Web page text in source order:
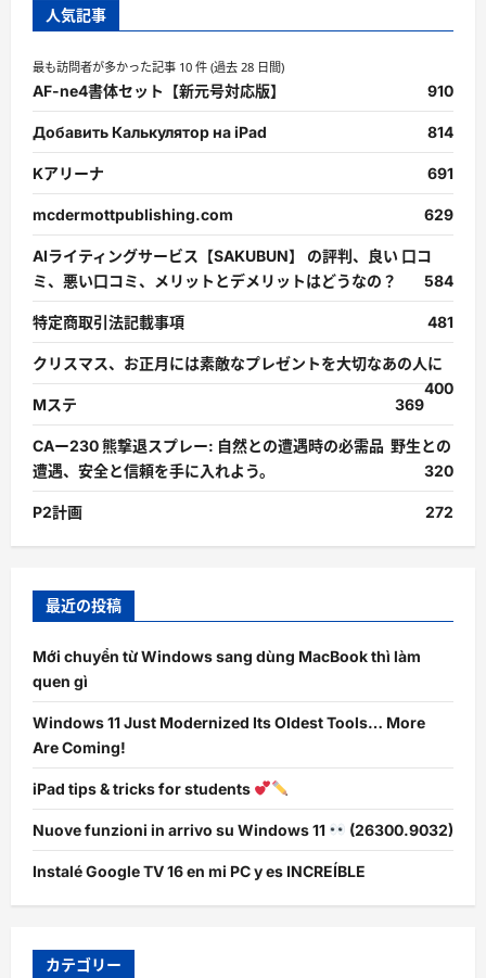
人気記事
最も訪問者が多かった記事 10 件 (過去 28 日間)
AF-ne4書体セット【新元号対応版】 910
Добавить Калькулятор на iPad 814
Kアリーナ 691
mcdermottpublishing.com 629
AIライティングサービス【SAKUBUN】 の評判、良い 口コ
ミ、悪い口コミ、メリットとデメリットはどうなの？
584
特定商取引法記載事項 481
クリスマス、お正月には素敵なプレゼントを大切なあの人に
400
Mステ
369
CAー230 熊撃退スプレー: 自然との遭遇時の必需品 野生との
遭遇、安全と信頼を手に入れよう。
320
P2計画 272
最近の投稿
Mới chuyển từ Windows sang dùng MacBook thì làm
quen gì
Windows 11 Just Modernized Its Oldest Tools… More
Are Coming!
iPad tips & tricks for students
Nuove funzioni in arrivo su Windows 11 (26300.9032)
Instalé Google TV 16 en mi PC y es INCREÍBLE
カテゴリー